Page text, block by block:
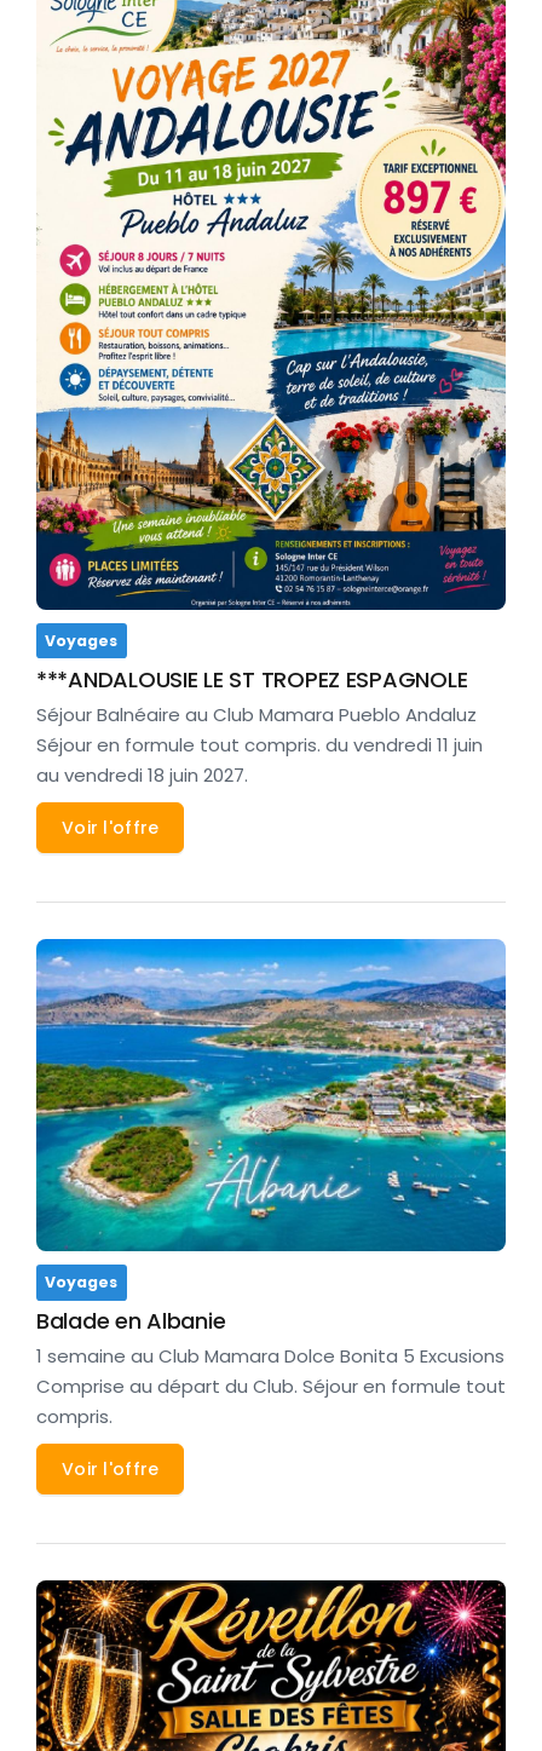
Voyages
***ANDALOUSIE LE ST TROPEZ ESPAGNOLE
Séjour Balnéaire au Club Mamara Pueblo Andaluz
Séjour en formule tout compris. du vendredi 11 juin
au vendredi 18 juin 2027.
Voir l'offre
Voyages
Balade en Albanie
1 semaine au Club Mamara Dolce Bonita 5 Excusions
Comprise au départ du Club. Séjour en formule tout
compris.
Voir l'offre